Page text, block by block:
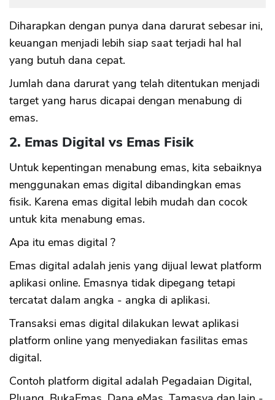
Diharapkan dengan punya dana darurat sebesar ini,
keuangan menjadi lebih siap saat terjadi hal hal
yang butuh dana cepat.
Jumlah dana darurat yang telah ditentukan menjadi
target yang harus dicapai dengan menabung di
emas.
2. Emas Digital vs Emas Fisik
Untuk kepentingan menabung emas, kita sebaiknya
menggunakan emas digital dibandingkan emas
fisik. Karena emas digital lebih mudah dan cocok
untuk kita menabung emas.
Apa itu emas digital ?
Emas digital adalah jenis yang dijual lewat platform
aplikasi online. Emasnya tidak dipegang tetapi
tercatat dalam angka - angka di aplikasi.
Transaksi emas digital dilakukan lewat aplikasi
platform online yang menyediakan fasilitas emas
digital.
Contoh platform digital adalah Pegadaian Digital,